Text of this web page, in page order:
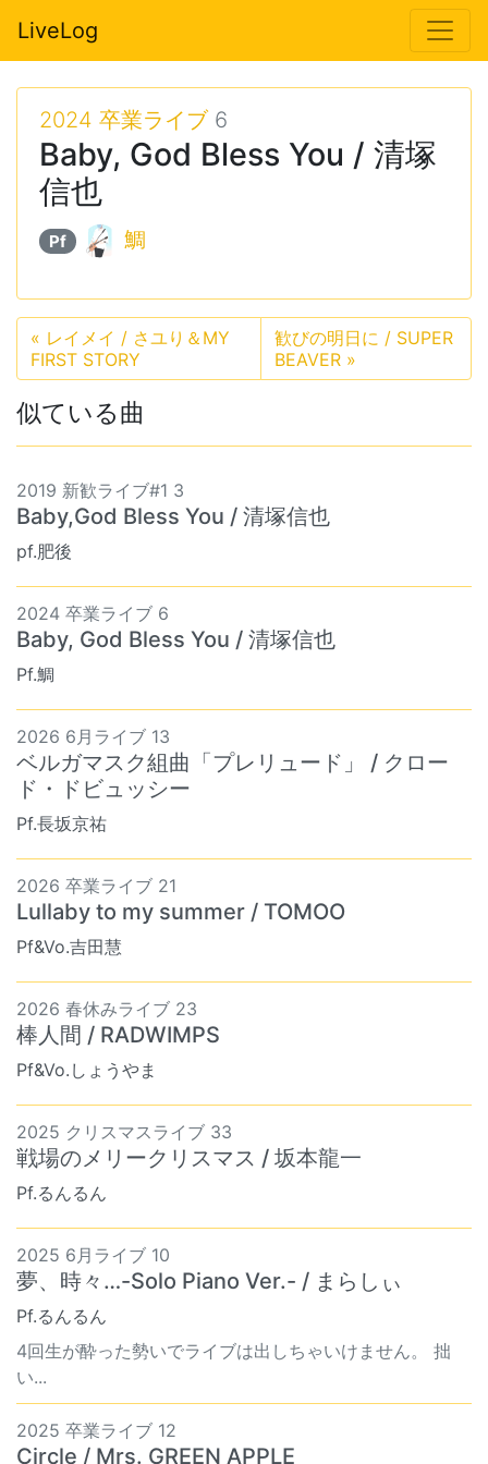
LiveLog
2024 卒業ライブ6
Baby, God Bless You / 清塚
信也
Pf 鯛
« レイメイ / さユり＆MY
FIRST STORY
歓びの明日に / SUPER
BEAVER »
似ている曲
2019 新歓ライブ#1 3
Baby,God Bless You / 清塚信也
pf.肥後
2024 卒業ライブ 6
Baby, God Bless You / 清塚信也
Pf.鯛
2026 6月ライブ 13
ベルガマスク組曲「プレリュード」 / クロー
ド・ドビュッシー
Pf.長坂京祐
2026 卒業ライブ 21
Lullaby to my summer / TOMOO
Pf&Vo.吉田慧
2026 春休みライブ 23
棒人間 / RADWIMPS
Pf&Vo.しょうやま
2025 クリスマスライブ 33
戦場のメリークリスマス / 坂本龍一
Pf.るんるん
2025 6月ライブ 10
夢、時々…-Solo Piano Ver.- / まらしぃ
Pf.るんるん
4回生が酔った勢いでライブは出しちゃいけません。 拙
い...
2025 卒業ライブ 12
Circle / Mrs. GREEN APPLE